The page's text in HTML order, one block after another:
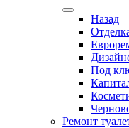
Назад
Под
Ремонт